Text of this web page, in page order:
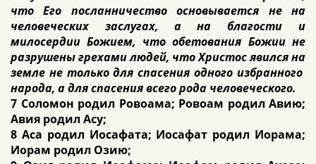
что Его посланничество основывается не на
человеческих заслугах, а на благости и
милосердии Божием, что обетования Божии не
разрушены грехами людей, что Христос явился на
земле не только для спасения одного избранного
народа, а для спасения всего рода человеческого.
7 Соломон родил Ровоама; Ровоам родил Авию;
Авия родил Асу;
8 Аса родил Иосафата; Иосафат родил Иорама;
Иорам родил Озию;